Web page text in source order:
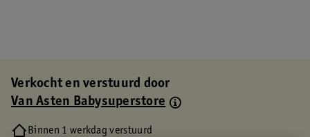
Verkocht en verstuurd door
Van Asten Babysuperstore
Binnen 1 werkdag verstuurd